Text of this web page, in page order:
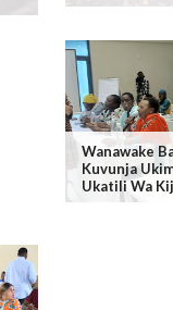
Wanawake
Kuvunja
Ukatili Wa